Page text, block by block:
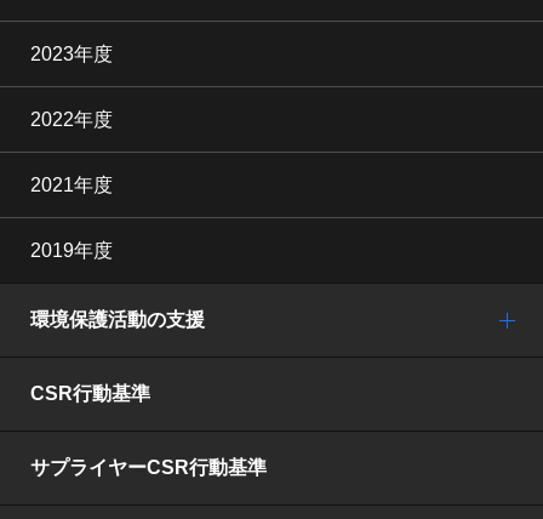
2023年度
2022年度
2021年度
2019年度
環境保護活動の支援
CSR行動基準
サプライヤーCSR行動基準